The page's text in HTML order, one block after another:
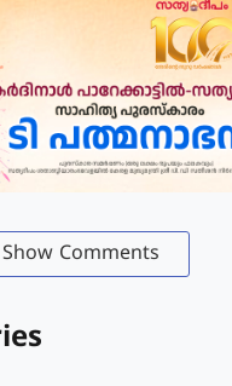
Show Comments